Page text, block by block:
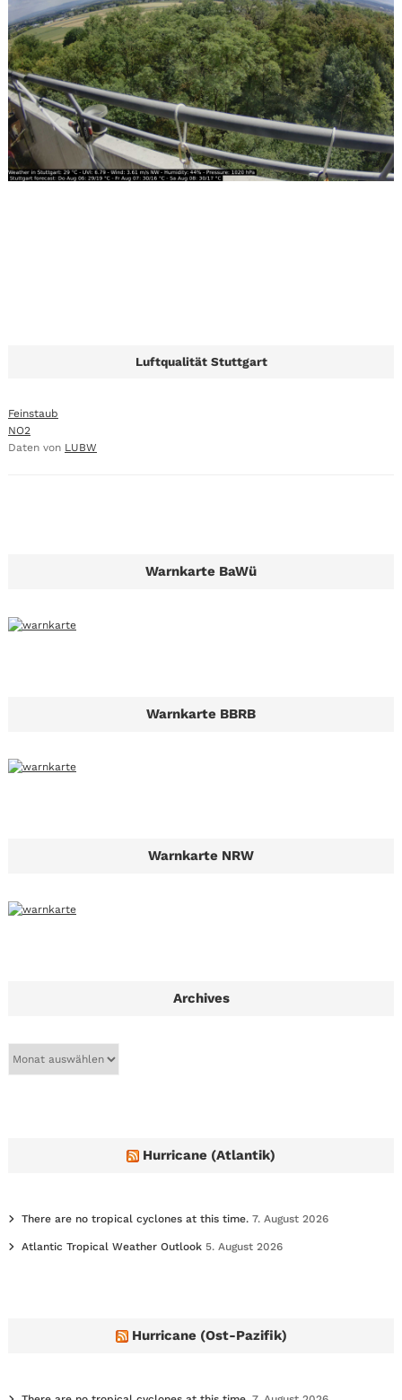
Luftqualität Stuttgart
Feinstaub
NO2
Daten von LUBW
Warnkarte BaWü
Warnkarte BBRB
Warnkarte NRW
Archives
Hurricane (Atlantik)
There are no tropical cyclones at this time. 7. August 2026
Atlantic Tropical Weather Outlook 5. August 2026
Hurricane (Ost-Pazifik)